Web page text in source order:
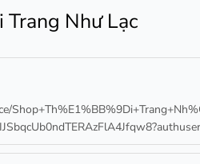
Như Lạc